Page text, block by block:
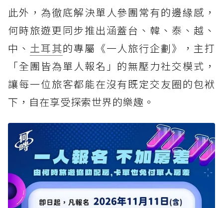
此外，為徹底解決單人參團常有的邊緣感，
何時旅遊更同步推出涵蓋台、韓、泰、越、
中、 土耳其的專屬《一人旅行企劃》，主打
「全團皆為單人報名」的無壓力社交模式，
讓每一位旅客都能在沒有既定交友圈的包袱
下，自在享受探索世界的樂趣。